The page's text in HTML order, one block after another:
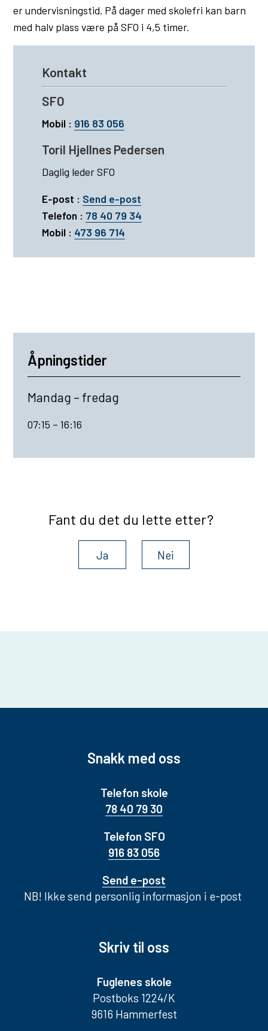
er undervisningstid. På dager med skolefri kan barn
med halv plass være på SFO i 4,5 timer.
Kontakt
SFO
Mobil : 916 83 056
Toril Hjellnes Pedersen
Daglig leder SFO
E-post : Send e-post
Telefon : 78 40 79 34
Mobil : 473 96 714
Åpningstider
Mandag – fredag
07:15 – 16:16
Fant du det du lette etter?
Ja Nei
Snakk med oss
Telefon skole
78 40 79 30
Telefon SFO
916 83 056
Send e-post
NB! Ikke send personlig informasjon i e-post
Skriv til oss
Fuglenes skole
Postboks 1224/K
9616 Hammerfest